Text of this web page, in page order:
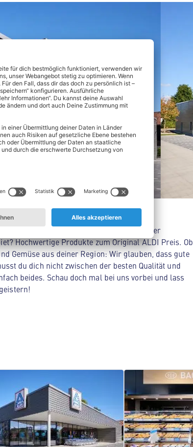
dein Herz begehrt - von Lebensmitteln über
Hochwertige Produkte zum Original ALDI Preis. Ob
Gemüse aus deiner Region: Wir glauben, dass gute
du dich nicht zwischen der besten Qualität und
beides. Schau doch mal bei uns vorbei und lass